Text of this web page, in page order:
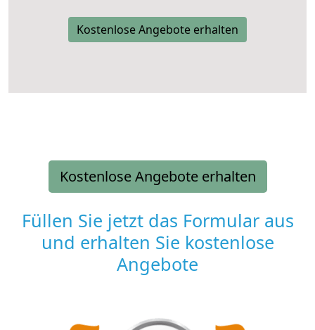
Kostenlose Angebote erhalten
Kostenlose Angebote erhalten
Füllen Sie jetzt das Formular aus
und erhalten Sie kostenlose
Angebote